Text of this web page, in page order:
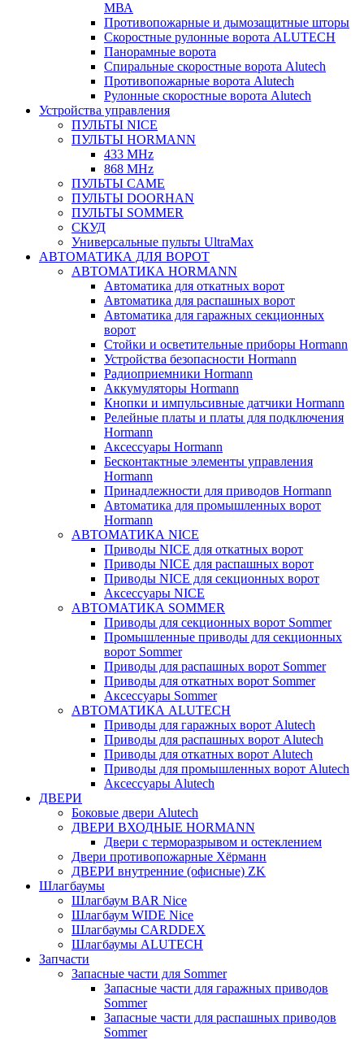
МВА
Противопожарные и дымозащитные шторы
Скоростные рулонные ворота ALUTECH
Панорамные ворота
Спиральные скоростные ворота Alutech
Противопожарные ворота Alutech
Рулонные скоростные ворота Alutech
Устройства управления
ПУЛЬТЫ NICE
ПУЛЬТЫ HORMANN
433 MHz
868 MHz
ПУЛЬТЫ CAME
ПУЛЬТЫ DOORHAN
ПУЛЬТЫ SOMMER
СКУД
Универсальные пульты UltraMax
АВТОМАТИКА ДЛЯ ВОРОТ
АВТОМАТИКА HORMANN
Автоматика для откатных ворот
Автоматика для распашных ворот
Автоматика для гаражных секционных
ворот
Стойки и осветительные приборы Hormann
Устройства безопасности Hormann
Радиоприемники Hormann
Аккумуляторы Hormann
Кнопки и импульсивные датчики Hormann
Релейные платы и платы для подключения
Hormann
Аксессуары Hormann
Бесконтактные элементы управления
Hormann
Принадлежности для приводов Hormann
Автоматика для промышленных ворот
Hormann
АВТОМАТИКА NICE
Приводы NICE для откатных ворот
Приводы NICE для распашных ворот
Приводы NICE для секционных ворот
Аксессуары NICE
АВТОМАТИКА SOMMER
Приводы для секционных ворот Sommer
Промышленные приводы для секционных
ворот Sommer
Приводы для распашных ворот Sommer
Приводы для откатных ворот Sommer
Аксессуары Sommer
АВТОМАТИКА ALUTECH
Приводы для гаражных ворот Alutech
Приводы для распашных ворот Alutech
Приводы для откатных ворот Alutech
Приводы для промышленных ворот Alutech
Аксессуары Alutech
ДВЕРИ
Боковые двери Alutech
ДВЕРИ ВХОДНЫЕ HORMANN
Двери с терморазрывом и остеклением
Двери противопожарные Хёрманн
ДВЕРИ внутренние (офисные) ZK
Шлагбаумы
Шлагбаум BAR Nice
Шлагбаум WIDE Nice
Шлагбаумы CARDDEX
Шлагбаумы ALUTECH
Запчасти
Запасные части для Sommer
Запасные части для гаражных приводов
Sommer
Запасные части для распашных приводов
Sommer